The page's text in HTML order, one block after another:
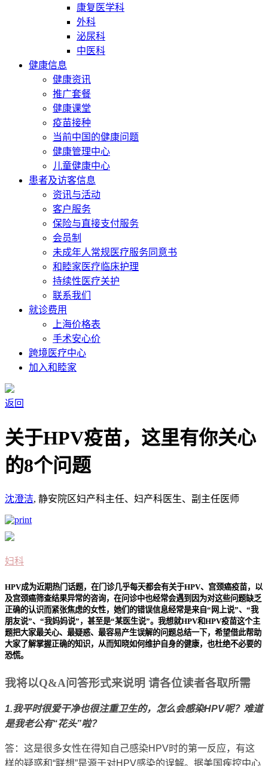
康复医学科
外科
泌尿科
中医科
健康信息
健康资讯
推广套餐
健康课堂
疫苗接种
当前中国的健康问题
健康管理中心
儿童健康中心
患者及访客信息
资讯与活动
客户服务
保险与直接支付服务
会员制
未成年人常规医疗服务同意书
和睦家医疗临床护理
持续性医疗关护
联系我们
就诊费用
上海价格表
手术安心价
跨境医疗中心
加入和睦家
返回
关于HPV疫苗，这里有你关心
的8个问题
沈澄洁, 静安院区妇产科主任、妇产科医生、副主任医师
妇科
HPV成为近期热门话题，在门诊几乎每天都会有关于HPV、宫颈癌疫苗，以
及宫颈癌筛查结果异常的咨询，在问诊中也经常会遇到因为对这些问题缺乏
正确的认识而紧张焦虑的女性，她们的错误信息经常是来自“ 网上说”、 “我
朋友说”、 “我妈妈说” ，甚至是“某医生说”。我想就HPV和HPV疫苗这个主
题把大家最关心、最疑惑、最容易产生误解的问题总结一下，希望借此帮助
大家了解掌握正确的知识，从而知晓如何维护自身的健康，也杜绝不必要的
恐慌。
我将以Q&A问答形式来说明 请各位读者各取所需
1.我平时很爱干净也很注重卫生的，怎么会感染HPV呢？难道
是我老公有“花头”啦？
答：这是很多女性在得知自己感染HPV时的第一反应，有这
样的疑惑和“联想”是源于对HPV感染的误解。据美国疾控中心